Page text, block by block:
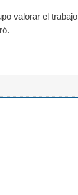
valorar el trabajo